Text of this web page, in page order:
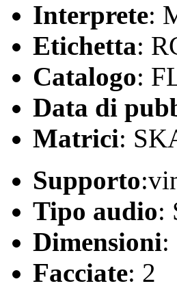
Interprete:
Etichetta:
Catalogo:
Data di
Matrici:
Supporto
Tipo audio:
Dimensioni:
Facciate: 2